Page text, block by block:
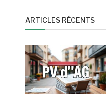
ARTICLES RÉCENTS